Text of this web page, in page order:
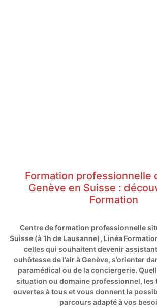
Formation professionnelle
Genève en Suisse :
Formation
Centre de formation professionnelle
Suisse (à 1h de Lausanne), Linéa
celles qui souhaitent devenir
ouhôtesse de l’air à Genève, s’orienter
paramédical ou de la conciergerie.
situation ou domaine professionnel,
ouvertes à tous et vous donnent la
parcours adapté à vos